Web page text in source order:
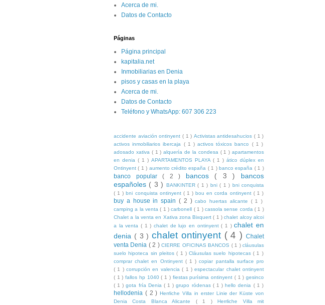
Acerca de mi.
Datos de Contacto
Páginas
Página principal
kapitalia.net
Inmobiliarias en Denia
pisos y casas en la playa
Acerca de mi.
Datos de Contacto
Teléfono y WhatsApp: 607 306 223
accidente aviación ontinyent ( 1 ) Activistas antidesahucios( 1 )
activos inmobiliarios ibercaja ( 1 ) activos tóxicos banco ( 1 )
adosado xativa ( 1 )alquería de la condesa ( 1 )apartamentos
en denia ( 1 ) APARTAMENTOS PLAYA ( 1 ) ático dúplex en
Ontinyent( 1 ) aumento crédito españa ( 1 ) banco españa ( 1 )
banco popular( 2 ) bancos ( 3 ) bancos
españoles ( 3 ) BANKINTER( 1 ) bni( 1 ) bni conquista
( 1 ) bni conquista ontinyent ( 1 ) bou en corda ontinyent ( 1 )
buy a house in spain ( 2 )cabo huertas alicante ( 1 )
camping a la venta( 1 )carbonell ( 1 ) cassola sense corda ( 1 )
Chalet a la venta en Xativa zona Bixquert( 1 )chalet alcoy alcoi
a la venta ( 1 ) chalet de lujo en ontinyent( 1 )chalet en
denia ( 3 )chalet ontinyent ( 4 )Chalet
venta Denia ( 2 )CIERRE OFICINAS BANCOS ( 1 )cláusulas
suelo hipoteca sin pleitos( 1 )Cláusulas suelo hipotecas( 1 )
comprar chalet en Ontinyent ( 1 )copiar pantalla surface pro
( 1 )corrupción en valencia( 1 )espectacular chalet ontinyent
( 1 )fallos hp 1040( 1 ) fiestas purísima ontinyent ( 1 )gesinco
( 1 )gota fría Denia ( 1 )grupo ródenas ( 1 ) hello denia ( 1 )
hellodenia ( 2 )Herrliche Villa in erster Linie der Küste von
Denia Costa Blanca Alicante ( 1 ) Herrliche Villa mit